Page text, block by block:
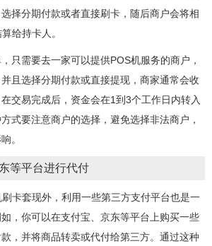
择分期付款或者直接刷卡，随后商户会将相
给持卡人。
只需要去一家可以提供POS机服务的商户，
且选择分期付款或直接提现，商家通常会收
交易完成后，资金会在1到3个工作日内转入
式要注意商户的选择，避免选择非法商户，
。
等平台进行代付
卡套现外，利用一些第三方支付平台也是一
，你可以在支付宝、京东等平台上购买一些
，并将商品转卖或代付给第三方。通过这种